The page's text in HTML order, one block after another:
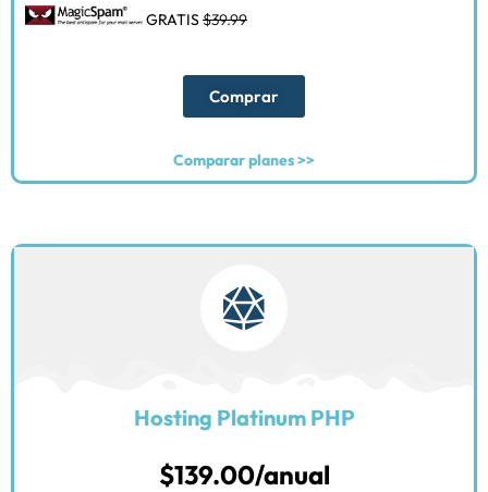
GRATIS$39.99
Comprar
Comparar planes >>
Hosting Platinum PHP
$139.00/anual